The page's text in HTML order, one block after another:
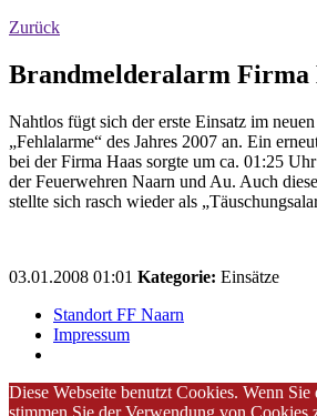
Zurück
Brandmelderalarm Firma
Nahtlos fügt sich der erste Einsatz im
„Fehlalarme“ des Jahres 2007 an. Ein
bei der Firma Haas sorgte um ca. 01:25
der Feuerwehren Naarn und Au. Auch
stellte sich rasch wieder als
03.01.2008 01:01 Kategorie: Einsätze
Standort FF Naarn
Impressum
Diese Webseite benutzt Cookies. Wenn
stimmen Sie der Verwendung von Cookies